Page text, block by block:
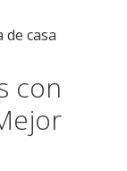
casa
con